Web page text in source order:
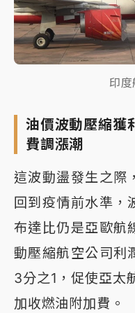
印
油價波動壓縮
費調漲潮
這波動盪發生之際
回到疫情前水準，
布達比仍是亞歐航
動壓縮航空公司利
3分之1，促使亞太
加收燃油附加費。